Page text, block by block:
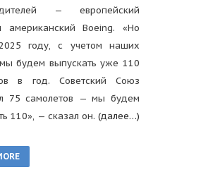
— европейский
американский Boeing. «Но
году, с учетом наших
будем выпускать уже 110
в год. Советский Союз
75 самолетов — мы будем
110», — сказал он. (далее…)